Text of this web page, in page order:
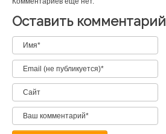
Оставить комментарий